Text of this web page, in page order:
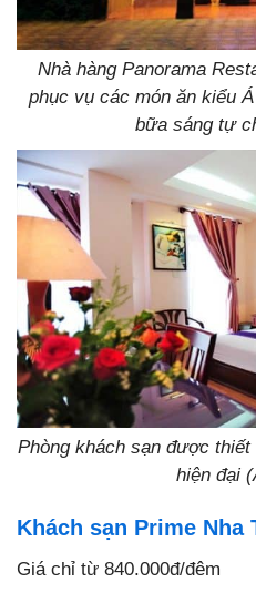
Nhà hàng Panorama
phục vụ các món ăn kiểu
bữa sáng tự
Phòng khách sạn được
hiện đại
Khách sạn Prime Nha
Giá chỉ từ 840.000đ/đêm